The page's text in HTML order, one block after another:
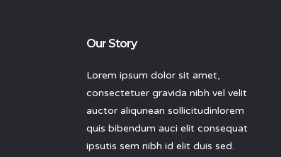
Our Story
Lorem ipsum dolor sit amet,
consectetuer gravida nibh vel velit
auctor aliqunean sollicitudinlorem
quis bibendum auci elit consequat
ipsutis sem nibh id elit duis sed.